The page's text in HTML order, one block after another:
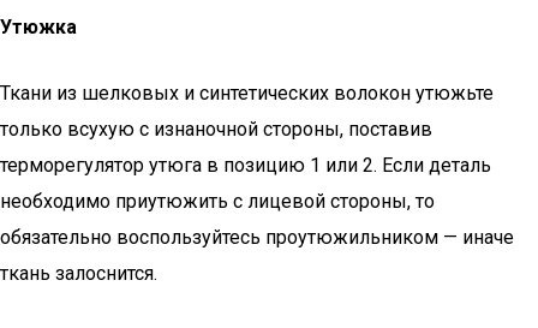
Утюжка
Ткани из шелковых и синтетических волокон утюжьте
только всухую с изнаночной стороны, поставив
терморегулятор утюга в позицию 1 или 2. Если деталь
необходимо приутюжить с лицевой стороны, то
обязательно воспользуйтесь проутюжильником — иначе
ткань залоснится.